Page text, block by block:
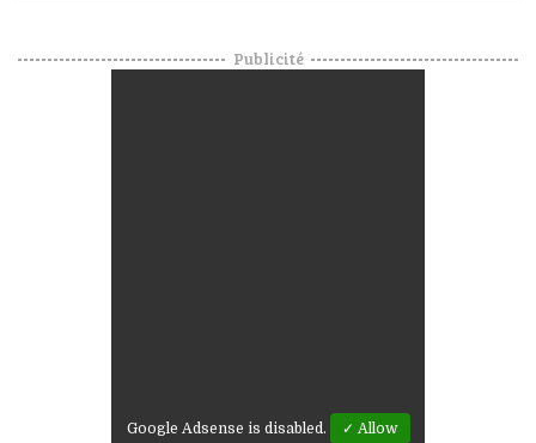
Publicité
Google Adsense is disabled. ✓ Allow